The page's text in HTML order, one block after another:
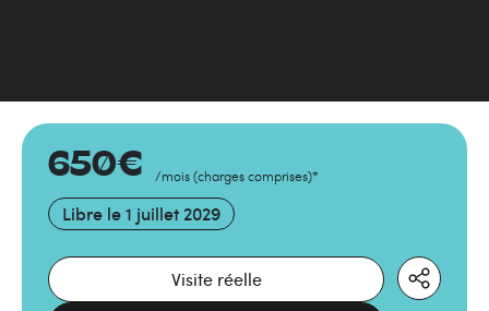
650€ /mois (charges comprises)*
Libre le 1 juillet 2029
Visite réelle